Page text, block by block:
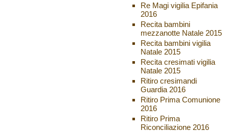
Re Magi vigilia Epifania
2016
Recita bambini
mezzanotte Natale 2015
Recita bambini vigilia
Natale 2015
Recita cresimati vigilia
Natale 2015
Ritiro cresimandi
Guardia 2016
Ritiro Prima Comunione
2016
Ritiro Prima
Riconciliazione 2016